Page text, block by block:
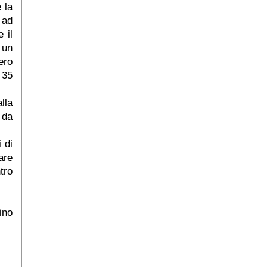
la
il
di